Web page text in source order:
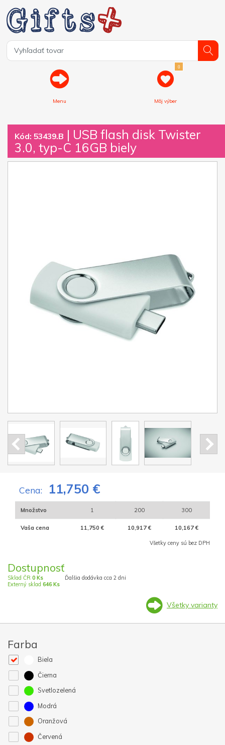
Menu
0
Môj výber
Kód: 53439.B | USB flash disk Twister
3.0, typ-C 16GB biely
Cena: 11,750 €
Množstvo 1 200 300
Vaša cena 11,750 € 10,917 € 10,167 €
Všetky ceny sú bez DPH
Dostupnosť
Sklad ČR 0 Ks
Externý sklad 646 Ks
Ďalšia dodávka cca 2 dni
Všetky varianty
Farba
Biela
Čierna
Svetlozelená
Modrá
Oranžová
Červená